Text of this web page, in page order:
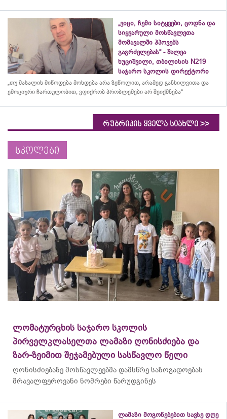
„ვიცი, ჩემი სიტყვები, ცოდნა და
სიყვარული მოსწავლეთა
მომავალში ჰპოვებს
გაგრძელებას“ - შალვა
ხუციშვილი, თბილისის N219
საჯარო სკოლის დირექტორი
„თუ მასალის მიწოდება მოხდება არა ზეწოლით, არამედ განხილვითა და
ემოციური ჩართულობით, ვფიქრობ პრობლემები არ შეიქმნება“
რუბრიკის ყველა სიახლე >>
სკოლები
ლომატურცხის საჯარო სკოლის
პირველკლასელთა ლამაზი ღონისძიება და
ზარ-ზეიმით შეჯამებული სასწავლო წელი
ღონისძიებაზე მოსწავლეებმა დამსწრე საზოგადოებას
მრავალფეროვანი ნომრები წარუდგინეს
ლამაზი მოგონებებით სავსე დღე